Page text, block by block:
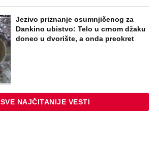
Jezivo priznanje osumnjičenog za
Dankino ubistvo: Telo u crnom džaku
doneo u dvorište, a onda preokret
SVE NAJČITANIJE VESTI